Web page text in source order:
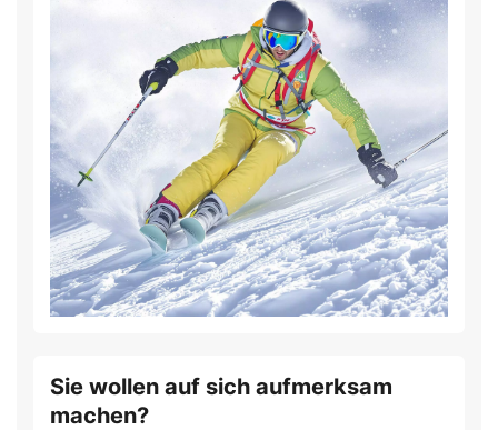
Sie wollen auf sich aufmerksam
machen?